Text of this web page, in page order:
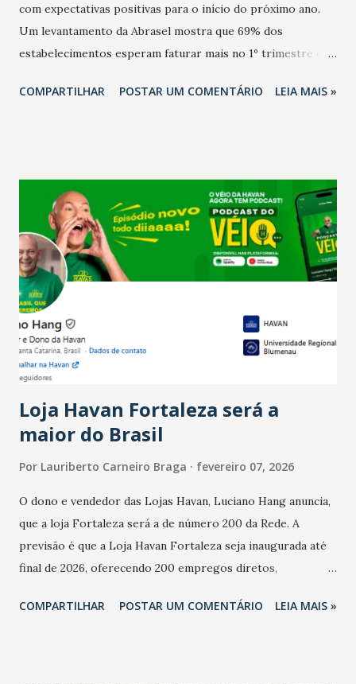
com expectativas positivas para o início do próximo ano.
Um levantamento da Abrasel mostra que 69% dos
estabelecimentos esperam faturar mais no 1º trimestre de
relação ao último trimestre deste ano, 56% também
confraternizações de fim de ano e pelo pagamento do 13º
Salário para um número maior de trabalhadores, já que o
país tem a menor taxa de desemprego dos anos recentes.
Ainda segundo a Pesquisa, em novembro de 2025, 40% dos
bares e restaurantes operaram com lucro e outros 40%
registraram equilíbrio financeiro. Já o percentual de
estabelecimentos no prejuízo ficou em 19%, pouco abaixo
do observado no mês anterior. Outros 1% não existiam em
novembro. Em relação a outubro, o faturamento também
COMPARTILHAR POSTAR UM COMENTÁRIO LEIA MAIS »
Loja Havan Fortaleza será a
maior do Brasil
Por Lauriberto Carneiro Braga fevereiro 07, 2026
O dono e vendedor das Lojas Havan, Luciano Hang anuncia,
que a loja Fortaleza será a de número 200 da Rede. A
previsão é que a Loja Havan Fortaleza seja inaugurada até
final de 2026, oferecendo 200 empregos diretos,
Havan Fortaleza ainda não foi anunciada oficialmente, mas
COMPARTILHAR POSTAR UM COMENTÁRIO LEIA MAIS »